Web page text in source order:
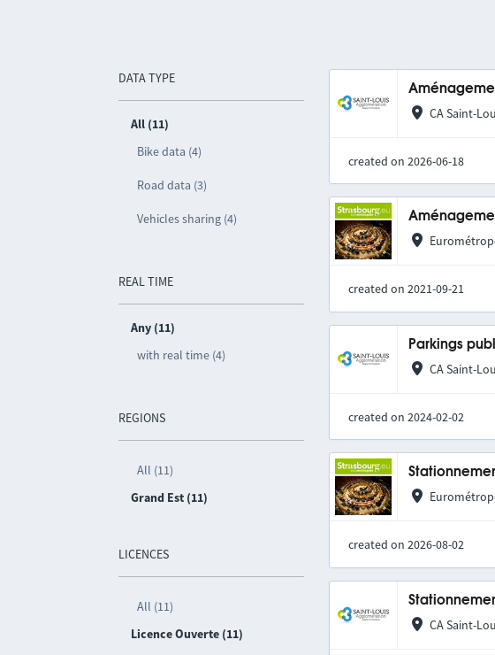
DATA TYPE
All (11)
Bike data (4)
Road data (3)
Vehicles sharing (4)
REAL TIME
Any (11)
with real time (4)
REGIONS
All (11)
Grand Est (11)
LICENCES
All (11)
Licence Ouverte (11)
CA Saint-
created on 2026-06-18
created on 2021-09-21
Parkings
CA Saint-
created on 2024-02-02
created on 2026-08-02
CA Saint-